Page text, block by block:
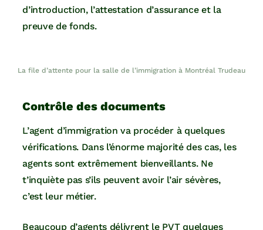
d’introduction, l’attestation d’assurance et la
preuve de fonds.
La file d’attente pour la salle de l’immigration à Montréal Trudeau
Contrôle des documents
L’agent d’immigration va procéder à quelques
vérifications. Dans l’énorme majorité des cas, les
agents sont extrêmement bienveillants. Ne
t’inquiète pas s’ils peuvent avoir l’air sévères,
c’est leur métier.
Beaucoup d’agents délivrent le PVT quelques